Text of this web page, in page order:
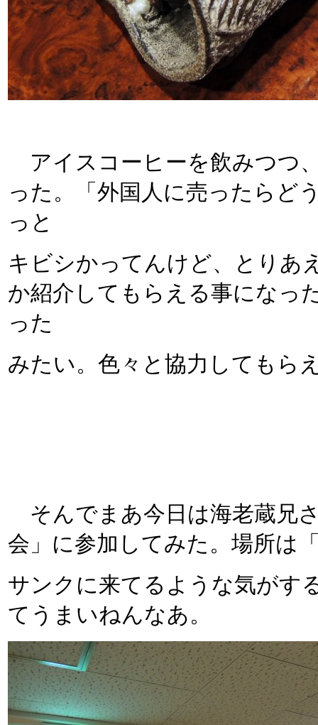
アイスコーヒーを飲みつつ
った。「外国人に売ったらど
っと
キビシかってんけど、とりあ
か紹介してもらえる事になっ
った
みたい。色々と協力してもら
そんでまあ今日は海老蔵兄
会」に参加してみた。場所は
サンクに来てるような気がす
てうまいねんなあ。